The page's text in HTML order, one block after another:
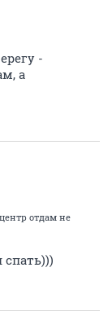
-
а
отдам не